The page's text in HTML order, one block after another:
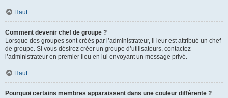
Haut
Comment devenir chef de groupe ?
Lorsque des groupes sont créés par l’administrateur, il leur est attribué un chef
de groupe. Si vous désirez créer un groupe d’utilisateurs, contactez
l’administrateur en premier lieu en lui envoyant un message privé.
Haut
Pourquoi certains membres apparaissent dans une couleur différente ?